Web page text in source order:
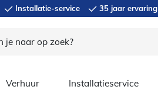
Installatie-service 35 jaar ervaring
Verhuur Installatieservice